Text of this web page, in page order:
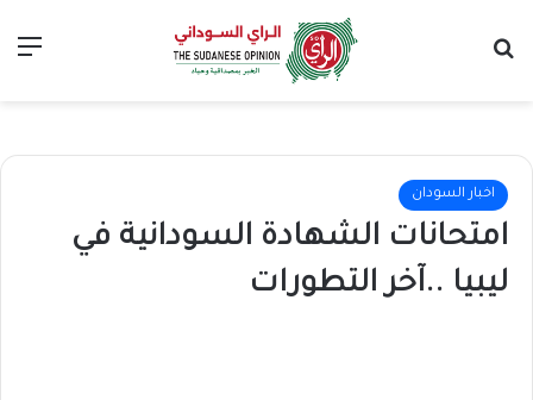
اخبار السودان
امتحانات الشهادة السودانية في
ليبيا ..آخر التطورات